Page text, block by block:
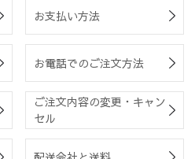
お支払い方法
お電話でのご注文方法
ご注文内容の変更・キャン
セル